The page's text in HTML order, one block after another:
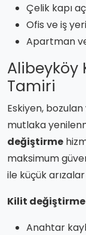
Çelik kapı
Ofis ve iş
Apartman
Alibeyköy
Tamiri
Eskiyen,
mutlaka
değiştirme
maksimum
ile küçük
Kilit
Anahtar